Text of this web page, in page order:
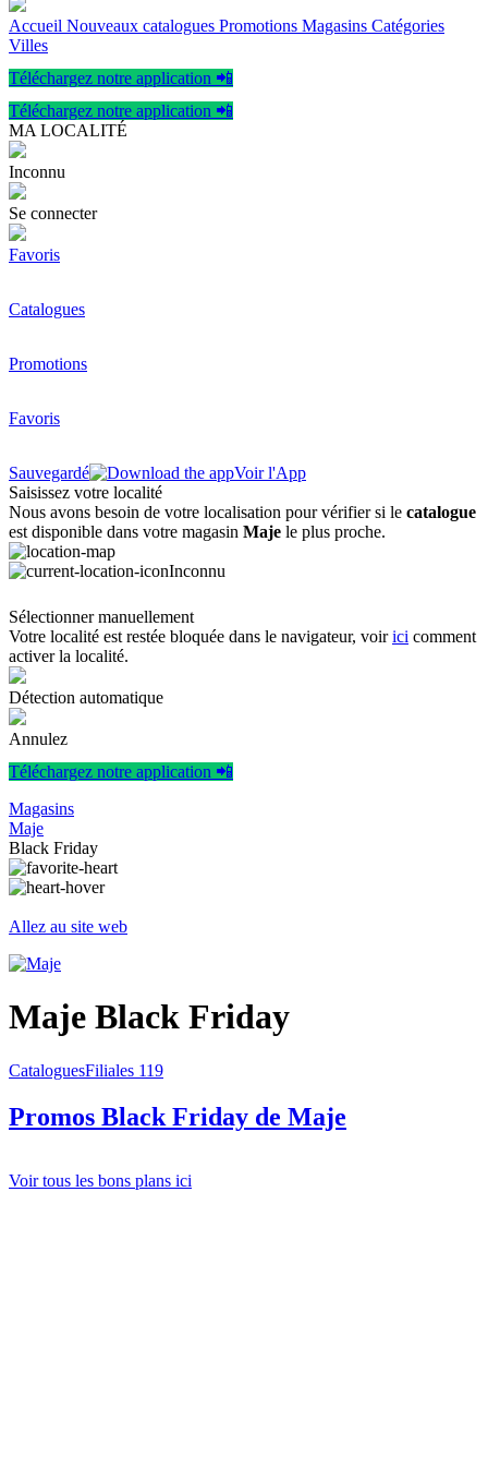
Accueil Nouveaux catalogues Promotions Magasins Catégories
Villes
Téléchargez notre application 📲
Téléchargez notre application 📲
MA LOCALITÉ
Inconnu
Se connecter
Favoris
Catalogues
Promotions
Favoris
Sauvegardé
Voir l'App
Saisissez votre localité
Nous avons besoin de votre localisation pour vérifier si le catalogue
est disponible dans votre magasin Maje le plus proche.
Inconnu
Sélectionner manuellement
Votre localité est restée bloquée dans le navigateur, voirici comment
activer la localité.
Détection automatique
Annulez
Téléchargez notre application 📲
Magasins
Maje
Black Friday
Allez au site web
Maje Black Friday
CataloguesFiliales 119
Promos Black Friday de Maje
Voir tous les bons plans ici